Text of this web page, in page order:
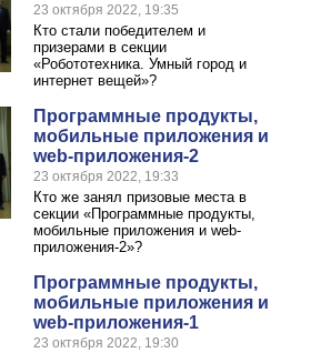
23 октября 2022, 19:35
Кто стали победителем и
призерами в секции
«Робототехника. Умный город и
интернет вещей»?
Программные продукты,
мобильные приложения и
web-приложения-2
23 октября 2022, 19:33
Кто же занял призовые места в
секции «Программные продукты,
мобильные приложения и web-
приложения-2»?
Программные продукты,
мобильные приложения и
web-приложения-1
23 октября 2022, 19:30